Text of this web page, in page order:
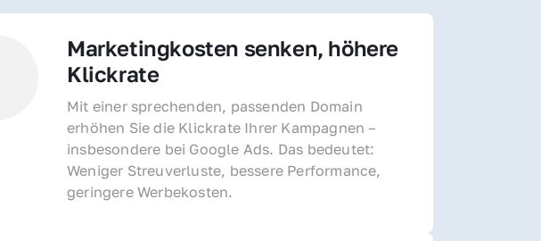
Marketingkosten senken, höhere
Klickrate
Mit einer sprechenden, passenden Domain
erhöhen Sie die Klickrate Ihrer Kampagnen –
insbesondere bei Google Ads. Das bedeutet:
Weniger Streuverluste, bessere Performance,
geringere Werbekosten.